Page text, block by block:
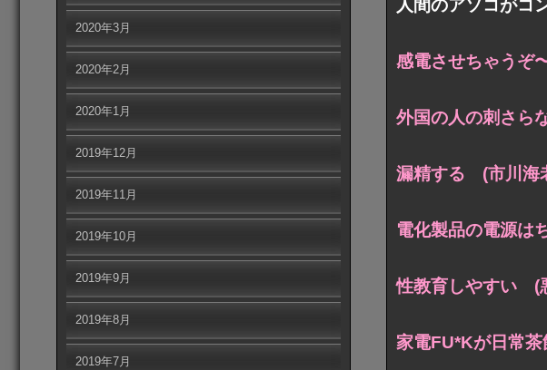
人間のアソコがコ
感電させちゃうぞ
外国の人の刺さら
漏精する (市川海
電化製品の電源は
性教育しやすい (
家電FU*Kが日常
2020年3月
2020年2月
2020年1月
2019年12月
2019年11月
2019年10月
2019年9月
2019年8月
2019年7月